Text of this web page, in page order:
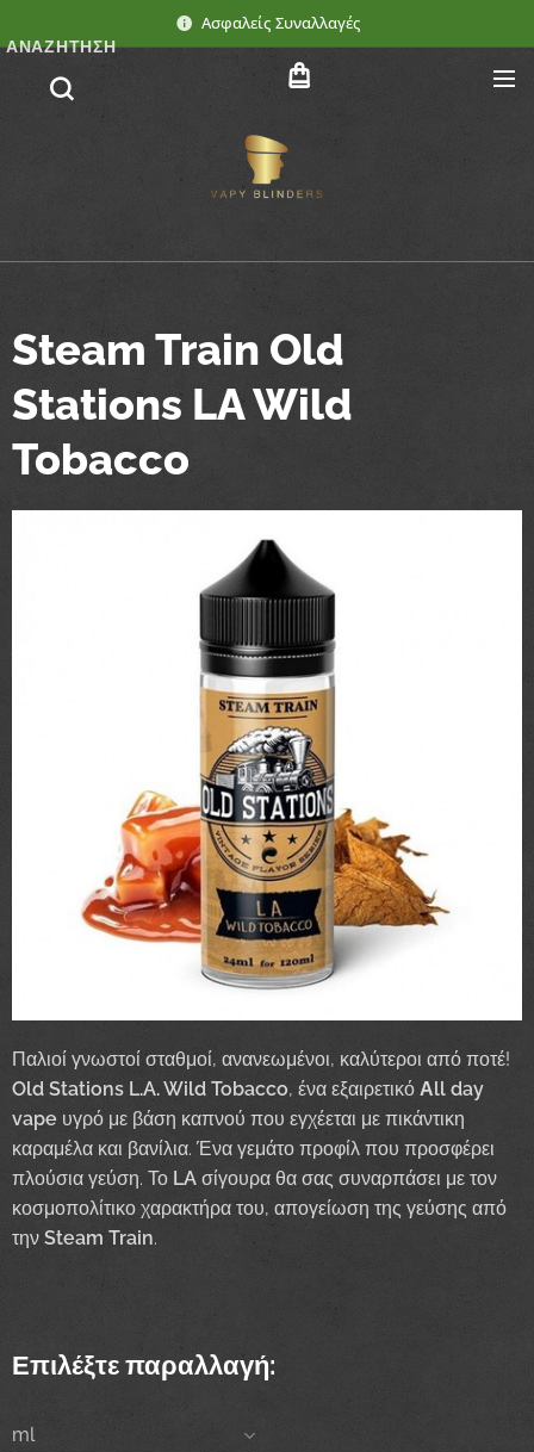
Ασφαλείς Συναλλαγές
ΑΝΑΖΉΤΗΣΗ
Steam Train Old
Stations LA Wild
Tobacco
Παλιοί γνωστοί σταθμοί, ανανεωμένοι, καλύτεροι από ποτέ!
Old Stations L.A. Wild Tobacco, ένα εξαιρετικό Αll day
vape υγρό με βάση καπνού που εγχέεται με πικάντικη
καραμέλα και βανίλια. Ένα γεμάτο προφίλ που προσφέρει
πλούσια γεύση. Το LA σίγουρα θα σας συναρπάσει με τον
κοσμοπολίτικο χαρακτήρα του, απογείωση της γεύσης από
την Steam Train.
Επιλέξτε παραλλαγή:
ml